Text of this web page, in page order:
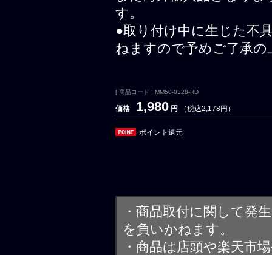
す。
●取り付け中に生じた不
ねますので予めご了承
[ 商品コード ] MM50-0328-RD
価格 1,980 円 （税込2,178円）
ポイント還元
・商品取付に関して発
を負いかねます。
・商品は店頭や楽天市